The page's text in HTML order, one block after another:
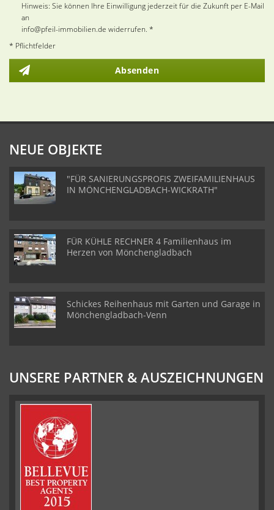
Hinweis: Sie können Ihre Einwilligung jederzeit für die Zukunft per E-Mail
an
info@pfeil-immobilien.de widerrufen. *
* Pflichtfelder
Absenden
NEUE OBJEKTE
"FÜR SANIERUNGSPROFIS ZWEIFAMILIENHAUS
IN MÖNCHENGLADBACH-WICKRATH"
FÜR KÜHLE RECHNER 4 Familienhaus im
Herzen von Mönchengladbach
Schickes Reihenhaus mit Garten und Garage in
Mönchengladbach-Venn
UNSERE PARTNER & AUSZEICHNUNGEN